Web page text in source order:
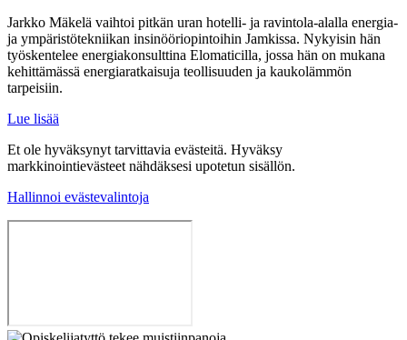
Jarkko Mäkelä vaihtoi pitkän uran hotelli- ja ravintola-alalla energia-
ja ympäristötekniikan insinööriopintoihin Jamkissa. Nykyisin hän
työskentelee energiakonsulttina Elomaticilla, jossa hän on mukana
kehittämässä energiaratkaisuja teollisuuden ja kaukolämmön
tarpeisiin.
Lue lisää
Et ole hyväksynyt tarvittavia evästeitä. Hyväksy
markkinointievästeet nähdäksesi upotetun sisällön.
Hallinnoi evästevalintoja